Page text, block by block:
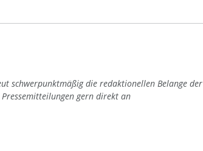
schwerpunktmäßig die redaktionellen Belange der
gern direkt an